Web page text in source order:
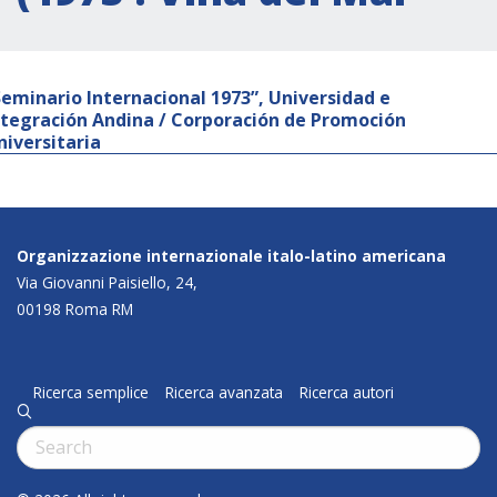
Internacional 1973”, Universidad e
Andina / Corporación de Promoción
Organizzazione internazionale italo-latino americana
Via Giovanni Paisiello, 24,
00198 Roma RM
Ricerca semplice Ricerca avanzata Ricerca autori
q
Cerca: